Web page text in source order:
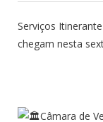
Serviços
chegam nesta
Câmara de